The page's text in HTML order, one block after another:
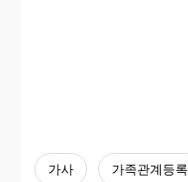
가사 가족관계등록